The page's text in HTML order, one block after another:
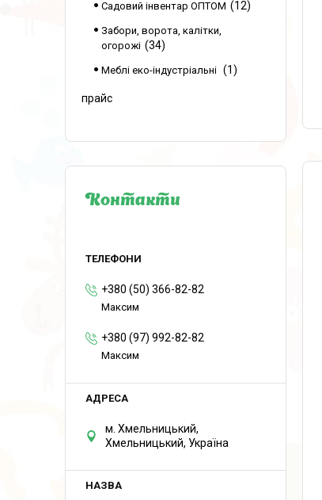
Садовий інвентар ОПТОМ 12
Забори, ворота, калітки,
огорожі
34
Меблі еко-індустріальні 1
прайс
Контакти
+380 (50) 366-82-82
Максим
+380 (97) 992-82-82
Максим
м. Хмельницький,
Хмельницький, Україна